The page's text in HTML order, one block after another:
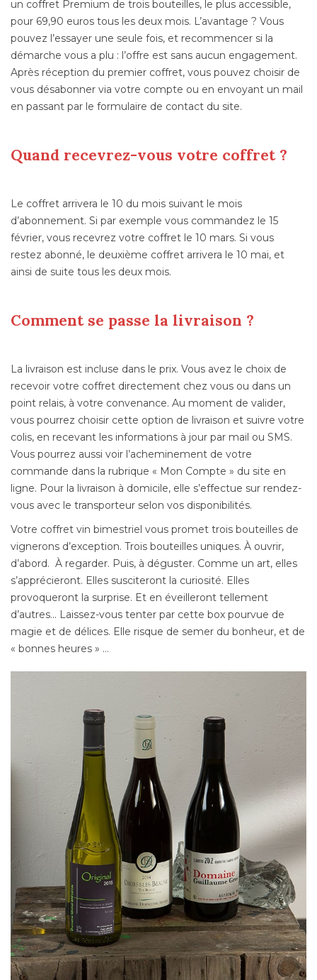
un coffret Premium de trois bouteilles, le plus accessible,
pour 69,90 euros tous les deux mois. L’avantage ? Vous
pouvez l’essayer une seule fois, et recommencer si la
démarche vous a plu : l’offre est sans aucun engagement.
Après réception du premier coffret, vous pouvez choisir de
vous désabonner via votre compte ou en envoyant un mail
en passant par le formulaire de contact du site.
Quand recevrez-vous votre coffret ?
Le coffret arrivera le 10 du mois suivant le mois
d’abonnement. Si par exemple vous commandez le 15
février, vous recevrez votre coffret le 10 mars. Si vous
restez abonné, le deuxième coffret arrivera le 10 mai, et
ainsi de suite tous les deux mois.
Comment se passe la livraison ?
La livraison est incluse dans le prix. Vous avez le choix de
recevoir votre coffret directement chez vous ou dans un
point relais, à votre convenance. Au moment de valider,
vous pourrez choisir cette option de livraison et suivre votre
colis, en recevant les informations à jour par mail ou SMS.
Vous pourrez aussi voir l’acheminement de votre
commande dans la rubrique « Mon Compte » du site en
ligne. Pour la livraison à domicile, elle s’effectue sur rendez-
vous avec le transporteur selon vos disponibilités.
Votre coffret vin bimestriel vous promet trois bouteilles de
vignerons d’exception. Trois bouteilles uniques. À ouvrir,
d’abord. À regarder. Puis, à déguster. Comme un art, elles
s’apprécieront. Elles susciteront la curiosité. Elles
provoqueront la surprise. Et en éveilleront tellement
d’autres… Laissez-vous tenter par cette box pourvue de
magie et de délices. Elle risque de semer du bonheur, et de
« bonnes heures » …